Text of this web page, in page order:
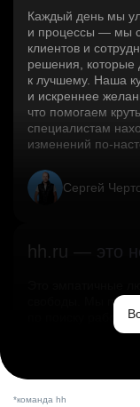
Каждый день мы
и процессы — мы
клиентов и
решения, которые
к лучшему. Наша
и искреннее
что помогаем
специалистам
изменений
Сергей
hh.ru — это
свободы. Мы
по поиску работы
*команда hh